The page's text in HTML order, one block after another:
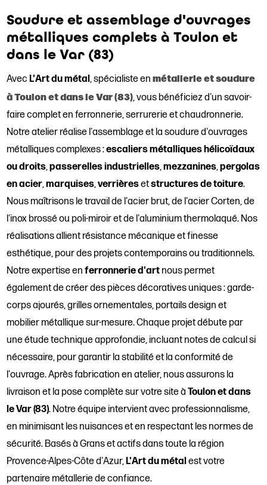
Soudure et assemblage d'ouvrages
métalliques complets à Toulon et
dans le Var (83)
AvecL'Art du métal, spécialiste enmétallerie et soudure
à Toulon et dans le Var (83), vous bénéficiez d'un savoir-
faire complet en ferronnerie, serrurerie et chaudronnerie.
Notre atelier réalise l'assemblage et la soudure d'ouvrages
métalliques complexes :escaliers métalliques hélicoïdaux
ou droits,passerelles industrielles,mezzanines,pergolas
en acier,marquises,verrièresetstructures de toiture.
Nous maîtrisons le travail de l'acier brut, de l'acier Corten, de
l'inox brossé ou poli-miroir et de l'aluminium thermolaqué. Nos
réalisations allient résistance mécanique et finesse
esthétique, pour des projets contemporains ou traditionnels.
Notre expertise enferronnerie d'art nous permet
également de créer des pièces décoratives uniques : garde-
corps ajourés, grilles ornementales, portails design et
mobilier métallique sur-mesure. Chaque projet débute par
une étude technique approfondie, incluant notes de calcul si
nécessaire, pour garantir la stabilité et la conformité de
l'ouvrage. Après fabrication en atelier, nous assurons la
livraison et la pose complète sur votre site àToulon et dans
le Var (83). Notre équipe intervient avec professionnalisme,
en minimisant les nuisances et en respectant les normes de
sécurité. Basés à Grans et actifs dans toute la région
Provence-Alpes-Côte d'Azur,L'Art du métalest votre
partenaire métallerie de confiance.